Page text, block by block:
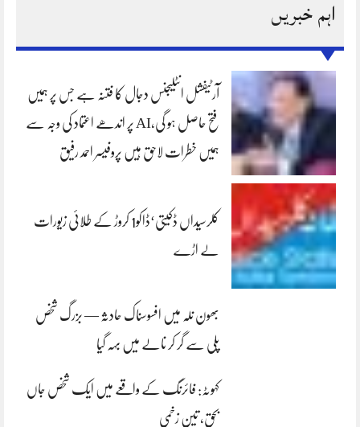
اہم خبریں
آرٹیفشل انٹلیجنس دجال کا فتنہ ہے جس پر ہمیں
فتح حاصل ہو گی،AI پر اندھے اعتماد کی وجہ سے
ہمیں خطرات لاحق ہیں پروفیسر احمد رفیق
کلرسیداں ڈکیتی‘ڈاکو1 کروڑ کے طلائی زیورات
لے اڑے
بھون نلہ میں افسوسناک حادثہ — بزرگ شخص
پلی سے گر کر نالے میں بہہ گیا
کہوٹہ: فائرنگ کے واقعے میں ایک شخص جاں
بحق، تین زخمی